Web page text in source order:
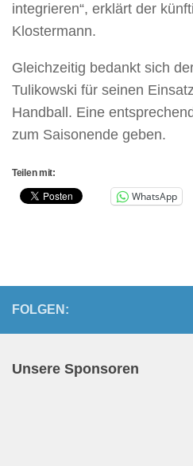
integrieren“, erklärt der
Klostermann.
Gleichzeitig bedankt sich
Tulikowski für seinen
Handball. Eine
zum Saisonende geben.
Teilen mit:
WhatsApp
FOLGEN:
Unsere Sponsoren